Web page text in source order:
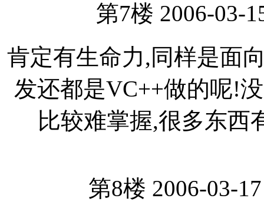
第7楼 2006-03-
肯定有生命力,同样是面
发还都是VC++做的呢!
比较难掌握,很多东西
第8楼 2006-03-